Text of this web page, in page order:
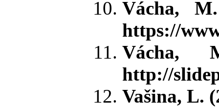
Vácha,
https://
Vácha,
http://
Vašina, L.